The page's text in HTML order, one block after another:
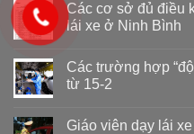
Các cơ sở đủ điều
lái xe ở Ninh Bình
Các trường hợp
từ 15-2
Giáo viên dạy lái